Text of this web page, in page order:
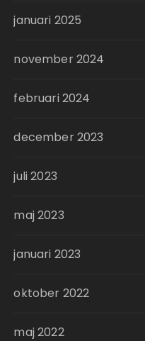
januari 2025
november 2024
februari 2024
december 2023
juli 2023
maj 2023
januari 2023
oktober 2022
maj 2022